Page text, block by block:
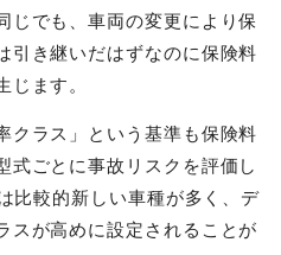
じでも、車両の変更により保
引き継いだはずなのに保険料
じます。
クラス」という基準も保険料
式ごとに事故リスクを評価し
比較的新しい車種が多く、デ
スが高めに設定されることが